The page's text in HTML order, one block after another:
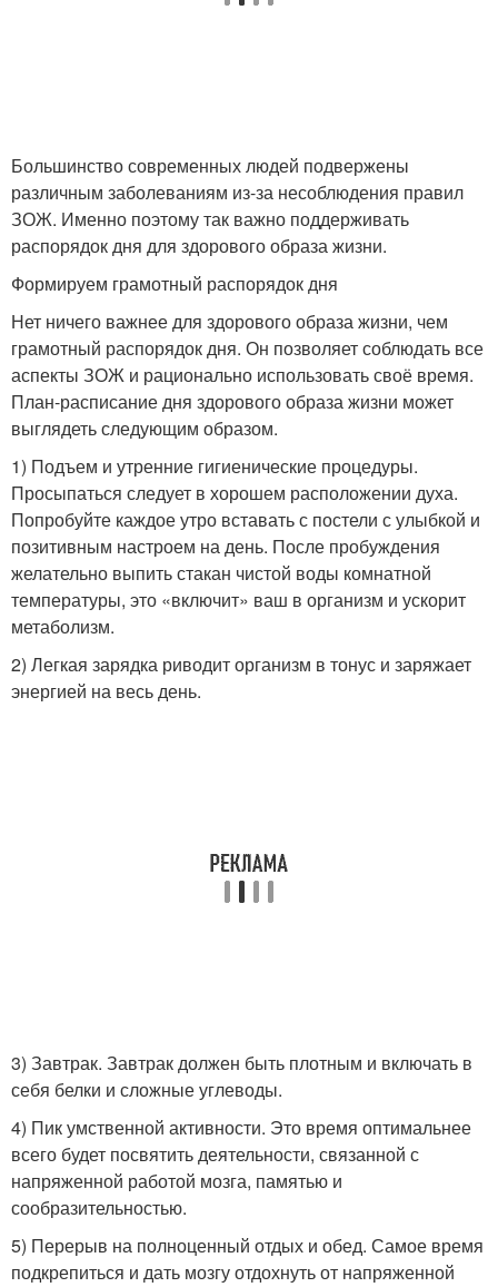
Большинство современных людей подвержены
различным заболеваниям из-за несоблюдения правил
ЗОЖ. Именно поэтому так важно поддерживать
распорядок дня для здорового образа жизни.
Формируем грамотный распорядок дня
Нет ничего важнее для здорового образа жизни, чем
грамотный распорядок дня. Он позволяет соблюдать все
аспекты ЗОЖ и рационально использовать своё время.
План-расписание дня здорового образа жизни может
выглядеть следующим образом.
1) Подъем и утренние гигиенические процедуры.
Просыпаться следует в хорошем расположении духа.
Попробуйте каждое утро вставать с постели с улыбкой и
позитивным настроем на день. После пробуждения
желательно выпить стакан чистой воды комнатной
температуры, это «включит» ваш в организм и ускорит
метаболизм.
2) Легкая зарядка риводит организм в тонус и заряжает
энергией на весь день.
3) Завтрак. Завтрак должен быть плотным и включать в
себя белки и сложные углеводы.
4) Пик умственной активности. Это время оптимальнее
всего будет посвятить деятельности, связанной с
напряженной работой мозга, памятью и
сообразительностью.
5) Перерыв на полноценный отдых и обед. Самое время
подкрепиться и дать мозгу отдохнуть от напряженной